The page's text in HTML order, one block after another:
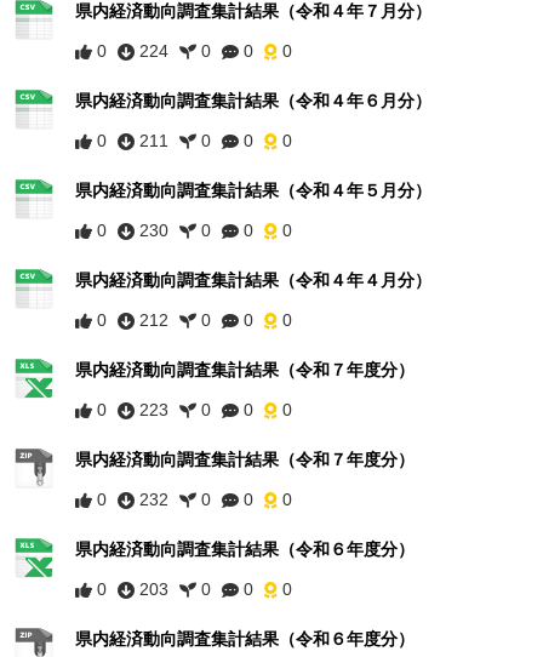
県内経済動向調査集計結果（令和４年７月分）
0 224 0 0 0
県内経済動向調査集計結果（令和４年６月分）
0 211 0 0 0
県内経済動向調査集計結果（令和４年５月分）
0 230 0 0 0
県内経済動向調査集計結果（令和４年４月分）
0 212 0 0 0
県内経済動向調査集計結果（令和７年度分）
0 223 0 0 0
県内経済動向調査集計結果（令和７年度分）
0 232 0 0 0
県内経済動向調査集計結果（令和６年度分）
0 203 0 0 0
県内経済動向調査集計結果（令和６年度分）